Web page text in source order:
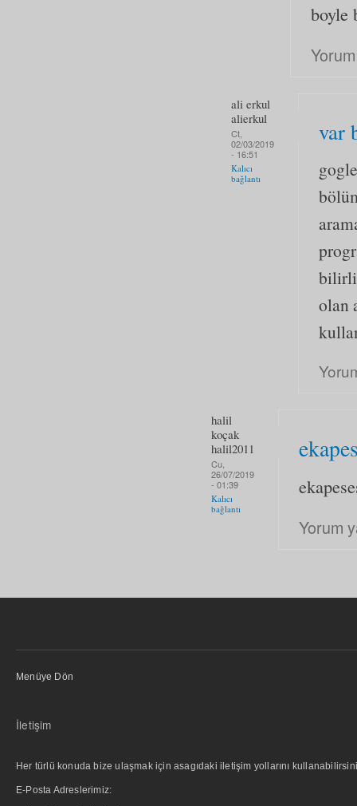
boyle
ali erkul
alierkul
Ct,
02/03/2019
- 16:51
Kalıcı
bağlantı
var
olan
halil
koçak
halil2011
Cu,
26/07/2019
- 01:39
Kalıcı
bağlantı
Yorum
Menüye Dön
İletişim
Her türlü konuda bize ulaşmak için asagıdaki iletişim yollarını
E-Posta Adreslerimiz: